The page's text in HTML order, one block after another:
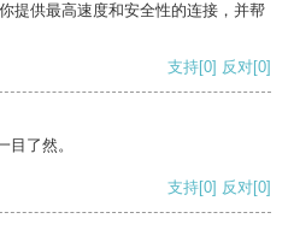
提供最高速度和安全性的连接，并帮
支持[0] 反对[0]
了然。
支持[0] 反对[0]